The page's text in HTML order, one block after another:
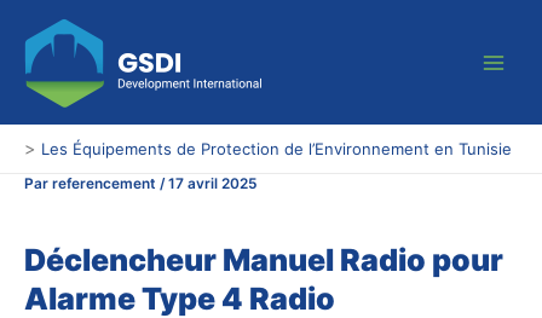
contenu
> Les Équipements de Protection de l’Environnement en Tunisie
Par referencement /17 avril 2025
Déclencheur Manuel Radio pour
Alarme Type 4 Radio